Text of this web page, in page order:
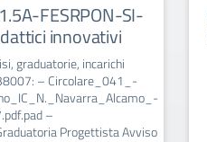
FESRPON-SI-
innovativi
graduatorie, incarichi
– Circolare_041_-
–
Progettista Avviso